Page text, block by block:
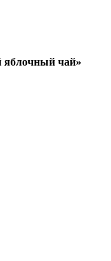
яблочный чай»